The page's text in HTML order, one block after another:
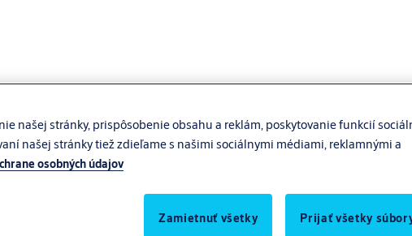
našej stránky, prispôsobenie obsahu a reklám, poskytovanie funkcií
našej stránky tiež zdieľame s našimi sociálnymi médiami, reklamnými a
osobných údajov
Zamietnuť všetky Prijať všetky